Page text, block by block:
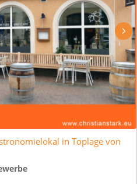
in Toplage von